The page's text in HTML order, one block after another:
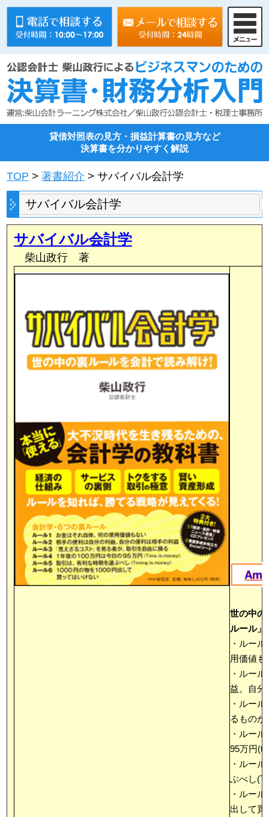
貸借対照表の見方・損益計算書の見方など
決算書を分かりやすく解説
TOP >著書紹介 > サバイバル会計学
サバイバル会計学
サバイバル会計学
柴山政行 著
世の中の
ルール」
・ルー
用価値も
・ルー
益。自分
・ルー
るもの
・ルー
95万円
・ルー
ぶべし
・ルー
出して買